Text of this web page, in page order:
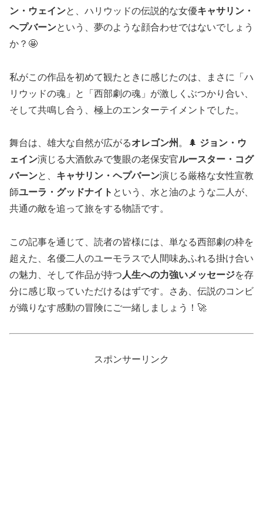
ン・ウェインと、ハリウッドの伝説的な女優キャサリン・
ヘプバーンという、夢のような顔合わせではないでしょう
か？🤩
私がこの作品を初めて観たときに感じたのは、まさに「ハ
リウッドの魂」と「西部劇の魂」が激しくぶつかり合い、
そして共鳴し合う、極上のエンターテイメントでした。
舞台は、雄大な自然が広がるオレゴン州 。🌲 ジョン・ウ
ェイン演じる大酒飲みで隻眼の老保安官ルースター・コグ
バーンと、 キャサリン・ヘプバーン演じる厳格な女性宣教
師ユーラ・グッドナイト という、水と油のような二人が、
共通の敵を追って旅をする物語です。
この記事を通じて、読者の皆様には、単なる西部劇の枠を
超えた、名優二人のユーモラスで人間味あふれる掛け合い
の魅力、そして作品が持つ 人生への力強いメッセージを存
分に感じ取っていただけるはずです。さあ、伝説のコンビ
が織りなす感動の冒険にご一緒しましょう！🚀
スポンサーリンク